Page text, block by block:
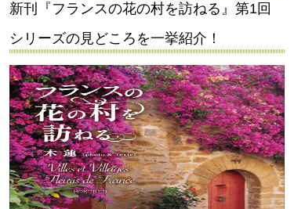
新刊『フランスの花の村を訪ねる』第1回
シリーズの見どころを一挙紹介！